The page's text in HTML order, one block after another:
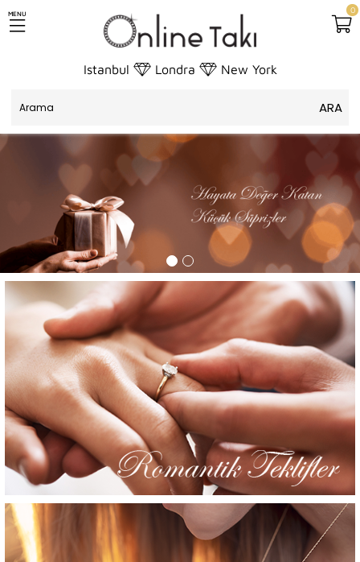
MENU
Istanbul Londra New York
0